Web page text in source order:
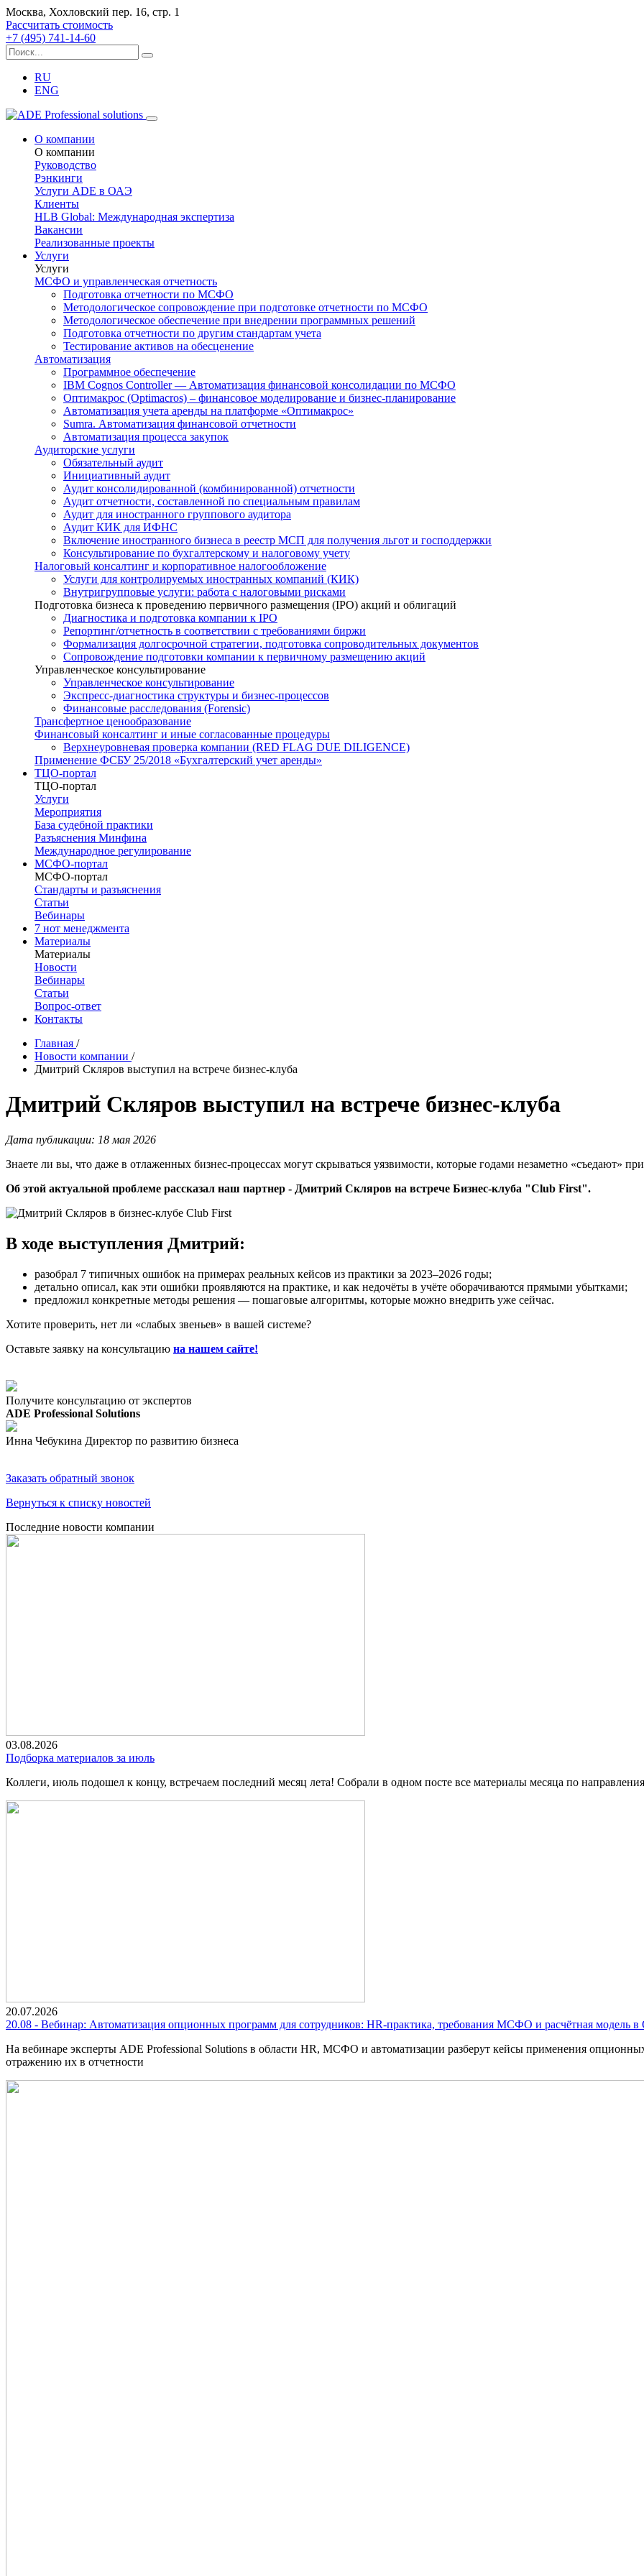
Москва, Хохловский пер. 16, стр. 1
Рассчитать стоимость
+7 (495) 741-14-60
RU
ENG
О компании
О компании
Руководство
Рэнкинги
Услуги ADE в ОАЭ
Клиенты
HLB Global: Международная экспертиза
Вакансии
Реализованные проекты
Услуги
Услуги
МСФО и управленческая отчетность
Подготовка отчетности по МСФО
Методологическое сопровождение при подготовке отчетности по МСФО
Методологическое обеспечение при внедрении программных решений
Подготовка отчетности по другим стандартам учета
Тестирование активов на обесценение
Автоматизация
Программное обеспечение
IBM Cognos Controller — Автоматизация финансовой консолидации по МСФО
Оптимакрос (Optimacros) – финансовое моделирование и бизнес-планирование
Автоматизация учета аренды на платформе «Оптимакрос»
Sumra. Автоматизация финансовой отчетности
Автоматизация процесса закупок
Аудиторские услуги
Обязательный аудит
Инициативный аудит
Аудит консолидированной (комбинированной) отчетности
Аудит отчетности, составленной по специальным правилам
Аудит для иностранного группового аудитора
Аудит КИК для ИФНС
Включение иностранного бизнеса в реестр МСП для получения льгот и господдержки
Консультирование по бухгалтерскому и налоговому учету
Налоговый консалтинг и корпоративное налогообложение
Услуги для контролируемых иностранных компаний (КИК)
Внутригрупповые услуги: работа с налоговыми рисками
Подготовка бизнеса к проведению первичного размещения (IPO) акций и облигаций
Диагностика и подготовка компании к IPO
Репортинг/отчетность в соответствии с требованиями биржи
Формализация долгосрочной стратегии, подготовка сопроводительных документов
Сопровождение подготовки компании к первичному размещению акций
Управленческое консультирование
Управленческое консультирование
Экспресс-диагностика структуры и бизнес-процессов
Финансовые расследования (Forensic)
Трансфертное ценообразование
Финансовый консалтинг и иные согласованные процедуры
Верхнеуровневая проверка компании (RED FLAG DUE DILIGENCE)
Применение ФСБУ 25/2018 «Бухгалтерский учет аренды»
ТЦО-портал
ТЦО-портал
Услуги
Мероприятия
База судебной практики
Разъяснения Минфина
Международное регулирование
МСФО-портал
МСФО-портал
Стандарты и разъяснения
Статьи
Вебинары
7 нот менеджмента
Материалы
Материалы
Новости
Вебинары
Статьи
Вопрос-ответ
Контакты
Главная /
Новости компании /
Дмитрий Скляров выступил на встрече бизнес-клуба
Дмитрий Скляров выступил на встрече бизнес-клуба
Дата публикации: 18 мая 2026
Знаете ли вы, что даже в отлаженных бизнес‑процессах могут скрываться уязвимости, которые годами незаметно «съедают»
Об этой актуальной проблеме рассказал наш партнер - Дмитрий Скляров на встрече Бизнес‑клуба "Club First".
В ходе выступления Дмитрий:
разобрал 7 типичных ошибок на примерах реальных кейсов из практики за 2023–2026 годы;
детально описал, как эти ошибки проявляются на практике, и как недочёты в учёте оборачиваются прямыми убытками;
предложил конкретные методы решения — пошаговые алгоритмы, которые можно внедрить уже сейчас.
Хотите проверить, нет ли «слабых звеньев» в вашей системе?
Оставьте заявку на консультацию на нашем сайте!
Получите консультацию от экспертов
ADE Professional Solutions
Инна Чебукина Директор по развитию бизнеса
Заказать обратный звонок
Вернуться к списку новостей
Последние новости компании
03.08.2026
Подборка материалов за июль
Коллеги, июль подошел к концу, встречаем последний месяц лета! Собрали в одном посте все материалы месяца по
20.07.2026
20.08 - Вебинар: Автоматизация опционных программ для сотрудников: HR-практика, требования МСФО и расчётная модель в
На вебинаре эксперты ADE Professional Solutions в области HR, МСФО и автоматизации разберут кейсы применения
отражению их в отчетности